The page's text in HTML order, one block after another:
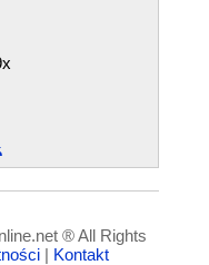
® All Rights
| Kontakt